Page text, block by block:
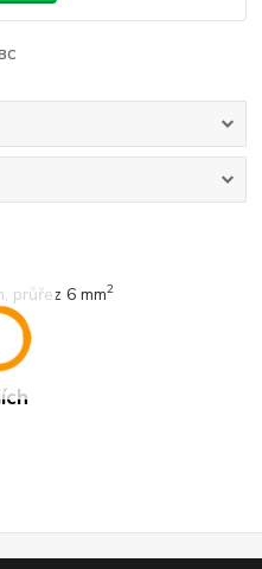
průřez 6 mm2